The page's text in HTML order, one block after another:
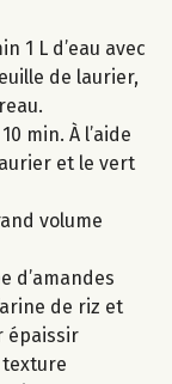
1 L d’eau avec
de laurier,
min. À l’aide
et le vert
volume
d’amandes
de riz et
épaissir